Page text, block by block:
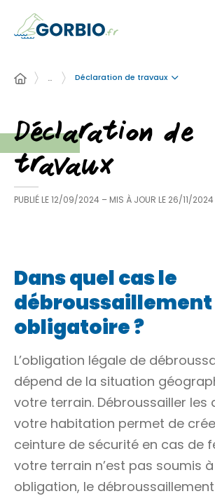
… Déclaration de travaux
Déclaration de
travaux
PUBLIÉ LE12/09/2024 – MIS À JOUR LE 26/11/2024
Dans quel cas le
obligatoire ?
L’obligation légale de
dépend de la situation
votre terrain. Débroussailler les
votre habitation permet de
ceinture de sécurité en cas de
votre terrain n’est pas soumis
obligation, le